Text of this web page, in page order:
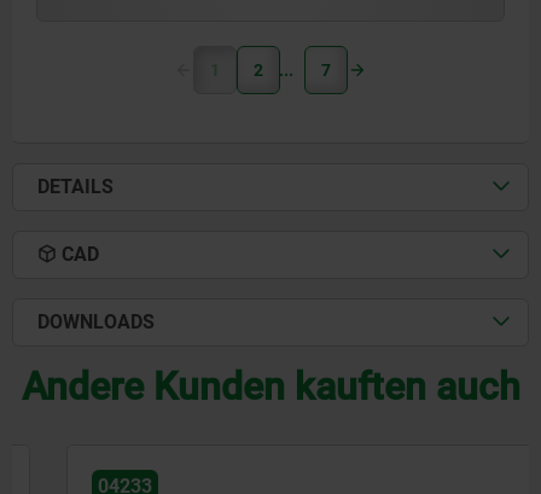
1 2 7
DETAILS
CAD
DOWNLOADS
Andere Kunden kauften auch